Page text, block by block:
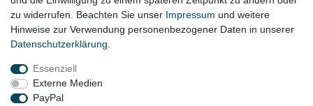
zu widerrufen. Beachten Sie unser Impressum und weitere
Hinweise zur Verwendung personenbezogener Daten in unserer
Daten­schutz­erklärung
Essenziell
Externe Medien
PayPal
Impressum
Widerrufs­recht